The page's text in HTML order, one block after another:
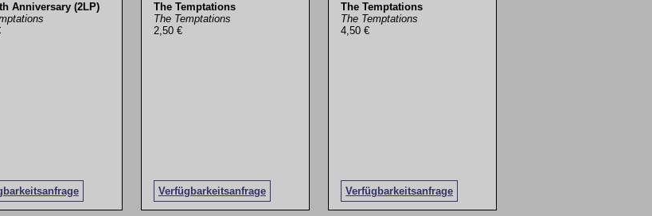
Anniversary (2LP)
The Temptations
The Temptations
2,50 €
Verfügbarkeitsanfrage
The Temptations
The Temptations
4,50 €
Verfügbarkeitsanfrage